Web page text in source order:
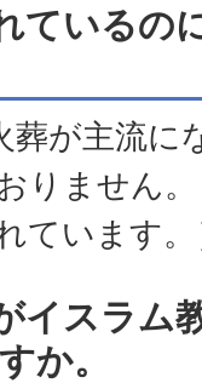
ているの
葬が主流に
りません
ています
イスラム
か。